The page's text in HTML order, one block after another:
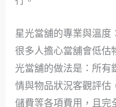
星光當舖的專業與溫度
很多人擔心當舖會低估
光當舖的做法是：所有
情與物品狀況客觀評估
儲費等各項費用，且完